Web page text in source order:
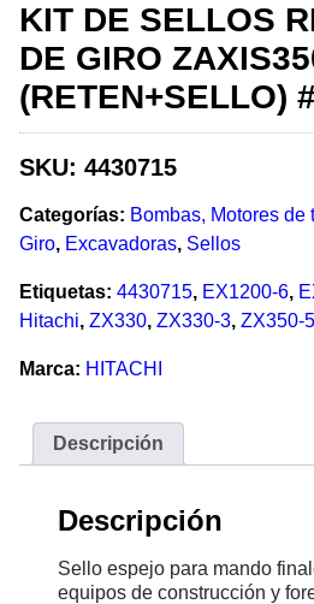
KIT DE SELLOS
DE GIRO
(RETEN+SELLO)
SKU: 4430715
Categorías: Bombas, Motores
Giro, Excavadoras, Sellos
Etiquetas: 4430715, EX1200-6,
Hitachi, ZX330, ZX330-3, ZX350-5
Marca: HITACHI
Descripción
Descripción
Sello espejo para mando
equipos de construcción y